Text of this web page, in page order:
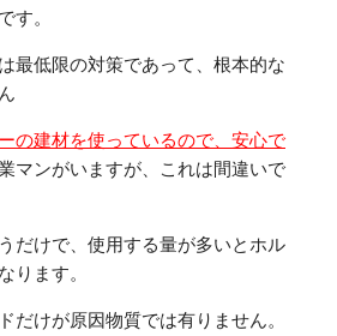
す。
最低限の対策であって、根本的な
の建材を使っているので、安心で
マンがいますが、これは間違いで
だけで、使用する量が多いとホル
ります。
だけが原因物質では有りません。